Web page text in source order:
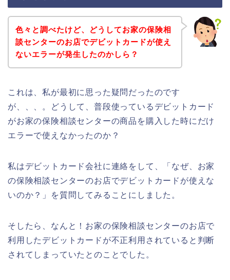
色々と調べたけど、どうしてお家の保険相
談センターのお店でデビットカードが使え
ないエラーが発生したのかしら？
これは、私が最初に思った疑問だったのです
が、、、。どうして、普段使っているデビットカード
がお家の保険相談センターの商品を購入した時にだけ
エラーで使えなかったのか？
私はデビットカード会社に連絡をして、「なぜ、お家
の保険相談センターのお店でデビットカードが使えな
いのか？」を質問してみることにしました。
そしたら、なんと！お家の保険相談センターのお店で
利用したデビットカードが不正利用されていると判断
されてしまっていたとのことでした。